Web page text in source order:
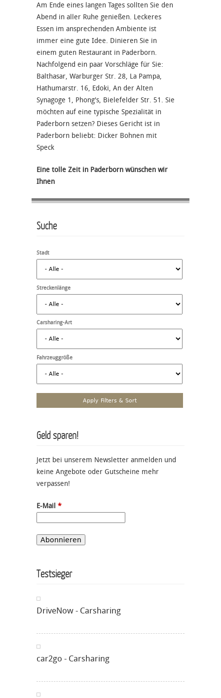
Am Ende eines langen Tages sollten Sie den
Abend in aller Ruhe genießen. Leckeres
Essen im ansprechenden Ambiente ist
immer eine gute Idee. Dinieren Sie in
einem guten Restaurant in Paderborn.
Nachfolgend ein paar Vorschläge für Sie:
Balthasar, Warburger Str. 28, La Pampa,
Hathumarstr. 16, Edoki, An der Alten
Synagoge 1, Phong's, Bielefelder Str. 51. Sie
möchten auf eine typische Spezialität in
Paderborn setzen? Dieses Gericht ist in
Paderborn beliebt: Dicker Bohnen mit
Speck
Eine tolle Zeit in Paderborn wünschen wir
Ihnen
Suche
Stadt
Streckenlänge
Carsharing-Art
Fahrzeuggröße
Geld sparen!
Jetzt bei unserem Newsletter anmelden und
keine Angebote oder Gutscheine mehr
verpassen!
E-Mail *
Testsieger
DriveNow - Carsharing
car2go - Carsharing